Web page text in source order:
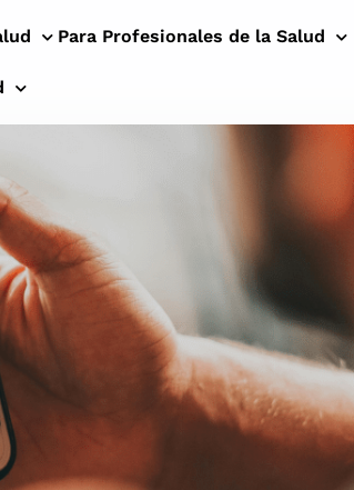
Para Profesionales de la Salud